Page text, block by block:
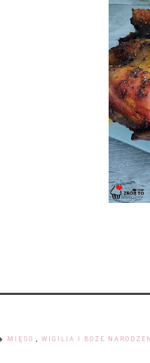
MIĘSO WIGILIA I BOŻE